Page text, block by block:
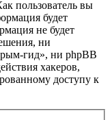
пользователь вы
будет
не будет
ни
гид», ни phpBB
хакеров,
доступу к